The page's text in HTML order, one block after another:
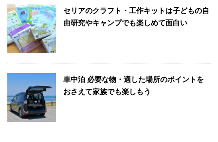
セリアのクラフト・工作キットは子どもの自
由研究やキャンプでも楽しめて面白い
車中泊 必要な物・適した場所のポイントを
おさえて家族でも楽しもう